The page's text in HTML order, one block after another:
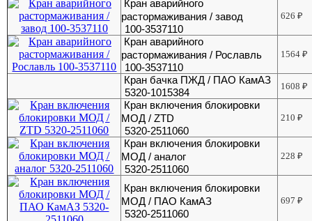
Кран аварийного
растормаживания / завод
100-3537110
626₽
Кран аварийного
растормаживания / Рославль
100-3537110
1564₽
Кран бачка ПЖД / ПАО КамАЗ
5320-1015384
1608₽
Кран включения блокировки
МОД / ZTD
5320-2511060
210₽
Кран включения блокировки
МОД / аналог
5320-2511060
228₽
Кран включения блокировки
МОД / ПАО КамАЗ
5320-2511060
697₽